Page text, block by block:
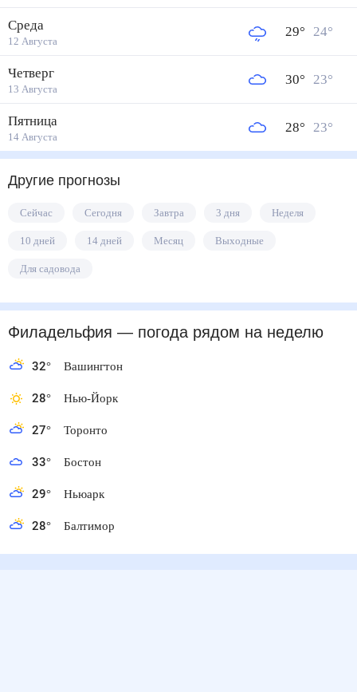
Среда
12 Августа
29° 24°
Четверг
13 Августа
30° 23°
Пятница
14 Августа
28° 23°
Другие прогнозы
Сейчас Сегодня Завтра 3 дня Неделя
10 дней 14 дней Месяц Выходные
Для садовода
Филадельфия — погода рядомна неделю
32° Вашингтон
28° Нью-Йорк
27° Торонто
33° Бостон
29° Ньюарк
28° Балтимор